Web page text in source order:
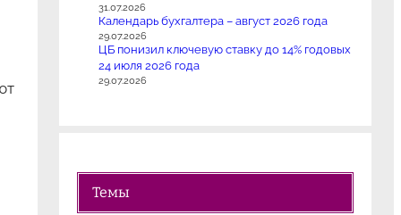
31.07.2026
Календарь бухгалтера – август 2026 года
29.07.2026
ЦБ понизил ключевую ставку до 14% годовых
24 июля 2026 года
29.07.2026
Темы